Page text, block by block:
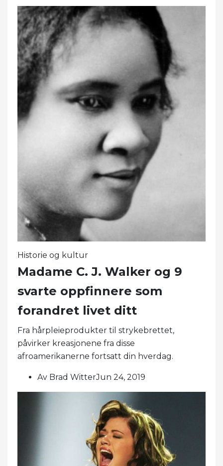
Historie og kultur
Madame C. J. Walker og 9
svarte oppfinnere som
forandret livet ditt
Fra hårpleieprodukter til strykebrettet,
påvirker kreasjonene fra disse
afroamerikanerne fortsatt din hverdag.
Av Brad WitterJun 24, 2019